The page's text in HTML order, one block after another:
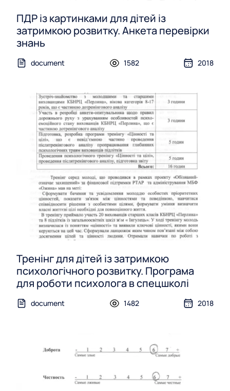
ПДР із картинками для дітей із
затримкою розвитку. Анкета перевірки
знань
document 1582 2018
Тренінг для дітей із затримкою
психологічного розвитку. Програма
для роботи психолога в спецшколі
document 1482 2018